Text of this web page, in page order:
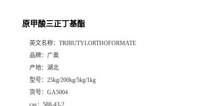
原甲酸三正丁基酯
英文名称： TRIBUTYLORTHOFORMATE
品牌： 广奥
产地： 湖北
型号： 25kg/200kg/5kg/1kg
货号： GA5004
cas： 588-43-2